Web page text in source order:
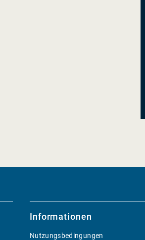
Informationen
Nutzungsbedingungen